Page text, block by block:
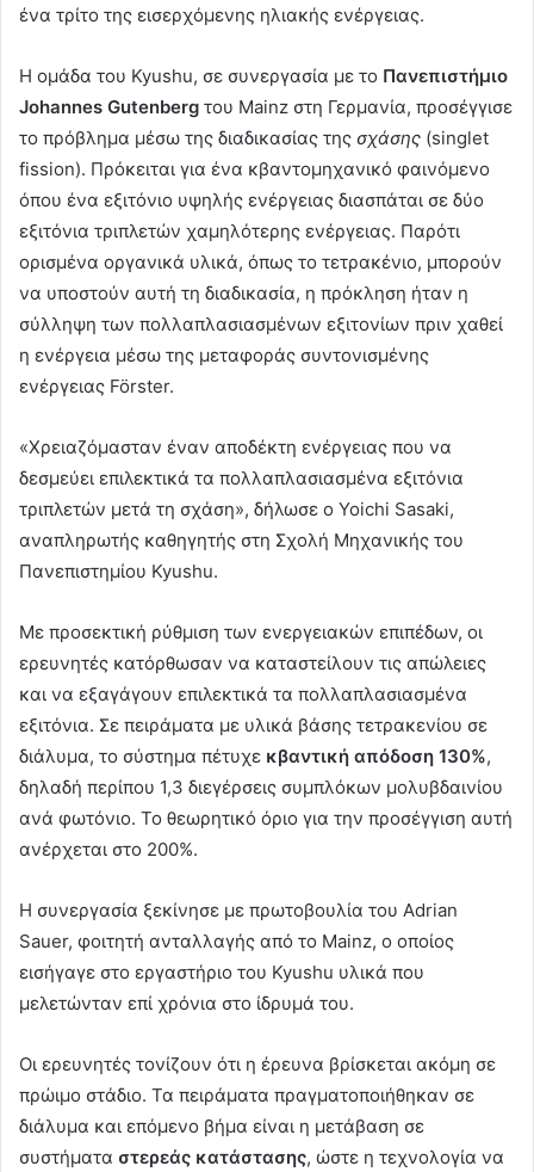
ένα τρίτο της εισερχόμενης ηλιακής ενέργειας.
Η ομάδα του Kyushu, σε συνεργασία με το Πανεπιστήμιο
Johannes Gutenberg του Mainz στη Γερμανία, προσέγγισε
το πρόβλημα μέσω της διαδικασίας της σχάσης (singlet
fission). Πρόκειται για ένα κβαντομηχανικό φαινόμενο
όπου ένα εξιτόνιο υψηλής ενέργειας διασπάται σε δύο
εξιτόνια τριπλετών χαμηλότερης ενέργειας. Παρότι
ορισμένα οργανικά υλικά, όπως το τετρακένιο, μπορούν
να υποστούν αυτή τη διαδικασία, η πρόκληση ήταν η
σύλληψη των πολλαπλασιασμένων εξιτονίων πριν χαθεί
η ενέργεια μέσω της μεταφοράς συντονισμένης
ενέργειας Förster.
«Χρειαζόμασταν έναν αποδέκτη ενέργειας που να
δεσμεύει επιλεκτικά τα πολλαπλασιασμένα εξιτόνια
τριπλετών μετά τη σχάση», δήλωσε ο Yoichi Sasaki,
αναπληρωτής καθηγητής στη Σχολή Μηχανικής του
Πανεπιστημίου Kyushu.
Με προσεκτική ρύθμιση των ενεργειακών επιπέδων, οι
ερευνητές κατόρθωσαν να καταστείλουν τις απώλειες
και να εξαγάγουν επιλεκτικά τα πολλαπλασιασμένα
εξιτόνια. Σε πειράματα με υλικά βάσης τετρακενίου σε
διάλυμα, το σύστημα πέτυχε κβαντική απόδοση 130%,
δηλαδή περίπου 1,3 διεγέρσεις συμπλόκων μολυβδαινίου
ανά φωτόνιο. Το θεωρητικό όριο για την προσέγγιση αυτή
ανέρχεται στο 200%.
Η συνεργασία ξεκίνησε με πρωτοβουλία του Adrian
Sauer, φοιτητή ανταλλαγής από το Mainz, ο οποίος
εισήγαγε στο εργαστήριο του Kyushu υλικά που
μελετώνταν επί χρόνια στο ίδρυμά του.
Οι ερευνητές τονίζουν ότι η έρευνα βρίσκεται ακόμη σε
πρώιμο στάδιο. Τα πειράματα πραγματοποιήθηκαν σε
διάλυμα και επόμενο βήμα είναι η μετάβαση σε
συστήματα στερεάς κατάστασης, ώστε η τεχνολογία να